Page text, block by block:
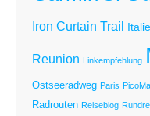
Iron Curtain Trail
Reunion Linkempfehlung
Ostseeradweg Paris
Radrouten Reiseblog